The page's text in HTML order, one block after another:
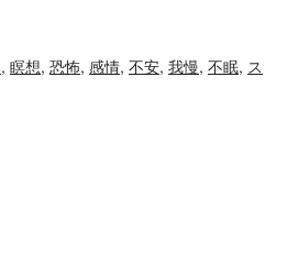
, 瞑想, 恐怖, 感情, 不安, 我慢, 不眠, ス